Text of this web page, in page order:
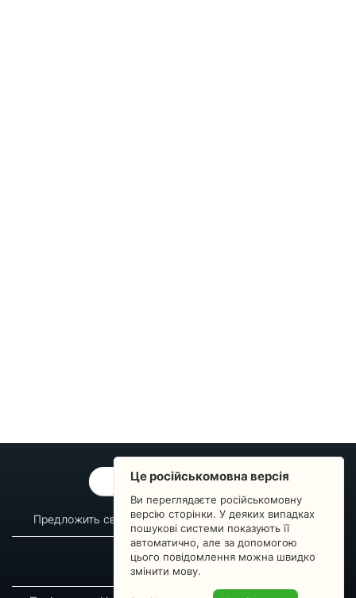
ОБРАТНАЯ СВЯЗЬ
Предложить свой вопрос Статистика изменений
О сервисе
Преподавателям
Новости
Пульс страны
Це російськомовна версія
Ви переглядаєте російськомовну
версію сторінки. У деяких випадках
пошукові системи показують її
автоматично, але за допомогою
цього повідомлення можна швидко
змінити мову.